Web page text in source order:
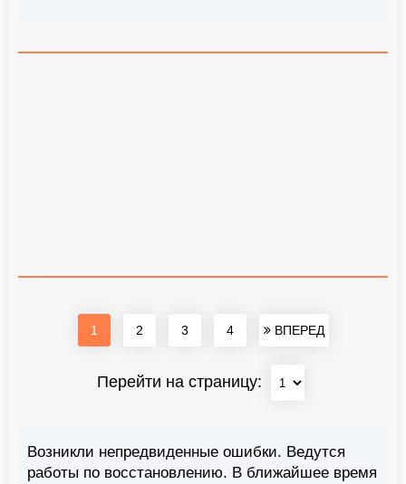
1 2 3 4 ВПЕРЕД
Перейти на страницу:
Возникли непредвиденные ошибки. Ведутся
работы по восстановлению. В ближайшее время